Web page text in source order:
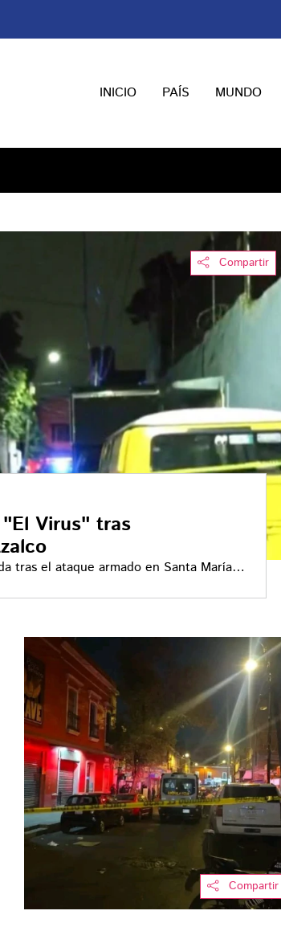
INICIO PAÍS MUNDO
Compartir
Virus" tras
tras el ataque armado en Santa María
Compartir